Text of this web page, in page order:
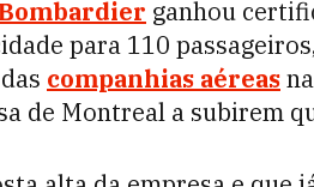
ganhou
para 110
companhias aéreas
de Montreal a subirem